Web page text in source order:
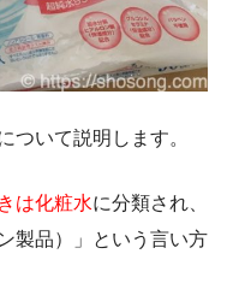
ついて説明します。
は化粧水に分類され、
製品）」という言い方